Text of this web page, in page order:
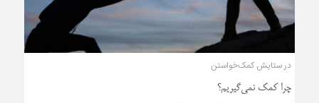
در ستایش کمک‌خواستن
چرا کمک نمی‌گیریم؟